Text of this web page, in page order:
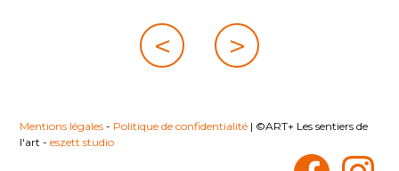
Navigation
l’article
< >
Mentions légales - Politique de confidentialité | ©ART+ Les sentiers de
l'art -eszett studio
Facebook